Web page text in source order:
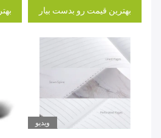
بهترین قیمت رو بدست بیار
ویدیو